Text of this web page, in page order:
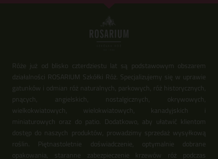
Róże już od blisko czterdziestu lat są podstawowym obszarem
działalności ROSARIUM Szkółki Róż. Specjalizujemy się w uprawie
gatunków i odmian róż naturalnych, parkowych, róż historycznych,
pnących, angielskich, nostalgicznych, okrywowych,
wielkokwiatowych, wielokwiatowych, kanadyjskich i
miniaturowych oraz do patio. Dodatkowo, aby ułatwić klientom
dostęp do naszych produktów, prowadzimy sprzedaż wysyłkową
roślin. Piętnastoletnie doświadczenie, optymalnie dobrane
opakowania, staranne zabezpieczenie krzewów róż podczas